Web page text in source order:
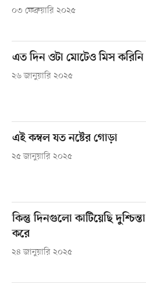
০৩ ফেব্রুয়ারি ২০২৫
এত দিন ওটা মোটেও মিস করিনি
২৬ জানুয়ারি ২০২৫
এই কম্বল যত নষ্টের গোড়া
২৫ জানুয়ারি ২০২৫
কিন্তু দিনগুলো কাটিয়েছি দুশ্চিন্তা
করে
২৪ জানুয়ারি ২০২৫